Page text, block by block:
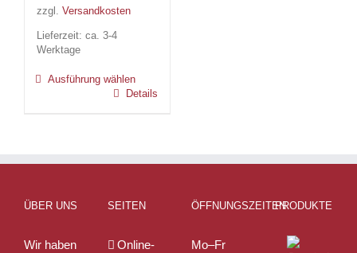
zzgl. Versandkosten
Lieferzeit: ca. 3-4
Werktage
Ausführung wählen
Optionen
Produktseite
Details
ÜBER UNS
Wir haben
SEITEN
Online-
ÖFFNUNGSZEITEN
Mo–Fr
PRODUKTE